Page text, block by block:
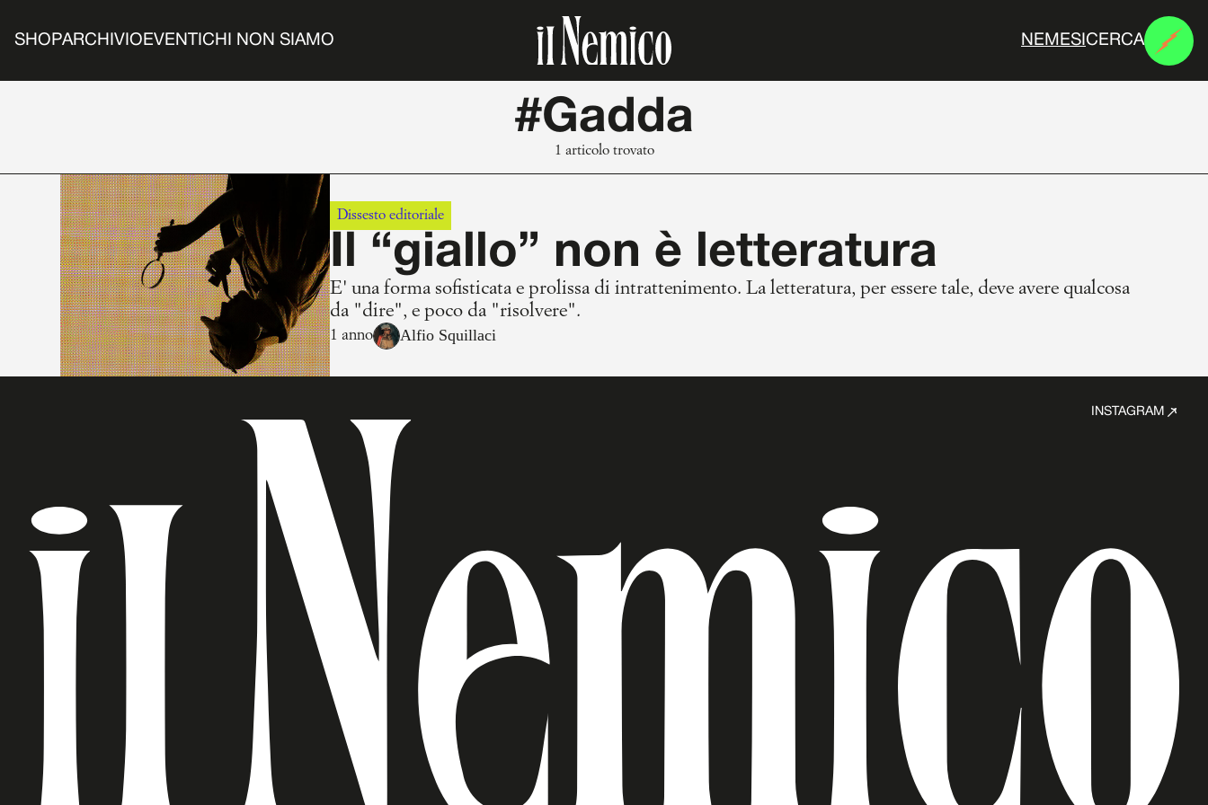
SHOPARCHIVIO EVENTI CHI NON SIAMO N E M ES CERCA
#Gadda
1 articolo trovato
Dissesto editoriale
Il “giallo” non è letteratura
E' una forma sofisticata e prolissa di intrattenimento. La letteratura, per essere tale, deve avere qualcosa
da "dire", e poco da "risolvere".
1 anno Alfio Squillaci
INSTAGRAM